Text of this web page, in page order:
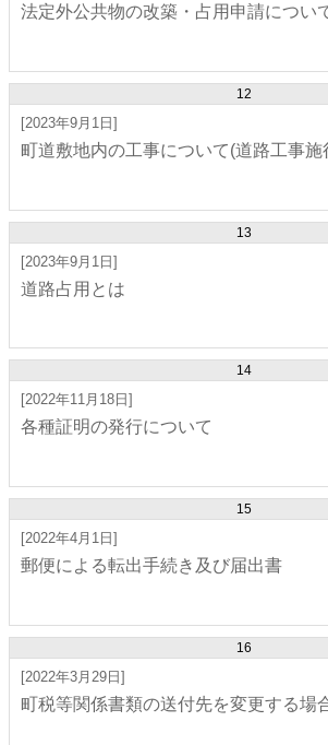
法定外公共物の改築・占用申請につい
12
[2023年9月1日]
町道敷地内の工事について(道路工事施
13
[2023年9月1日]
道路占用とは
14
[2022年11月18日]
各種証明の発行について
15
[2022年4月1日]
郵便による転出手続き及び届出書
16
[2022年3月29日]
町税等関係書類の送付先を変更する場